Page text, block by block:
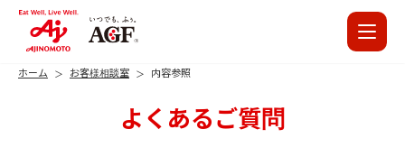
ホーム お客様相談室 内容参照
よくあるご質問